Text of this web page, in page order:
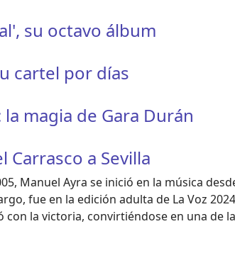
su octavo álbum
cartel por días
magia de Gara Durán
a Sevilla
Manuel Ayra se inició en la música
fue en la edición adulta de La Voz
con la victoria, convirtiéndose en una de